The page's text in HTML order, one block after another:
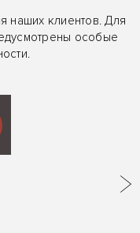
наших клиентов. Для
особые